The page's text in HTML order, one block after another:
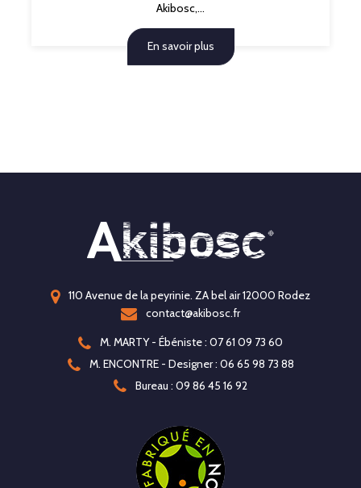
Akibosc,...
En savoir plus
110 Avenue de la peyrinie. ZA bel air 12000 Rodez
contact@akibosc.fr
M. MARTY - Ébéniste : 07 61 09 73 60
M. ENCONTRE - Designer : 06 65 98 73 88
Bureau : 09 86 45 16 92